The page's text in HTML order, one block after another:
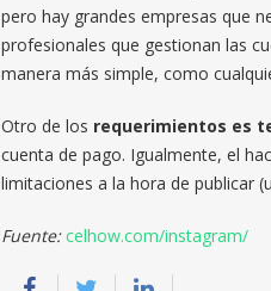
pero hay grandes empresas que
profesionales que gestionan las
manera más simple, como
Otro de los requerimientos es
cuenta de pago. Igualmente, el
limitaciones a la hora de publicar
Fuente: celhow.com/instagram/